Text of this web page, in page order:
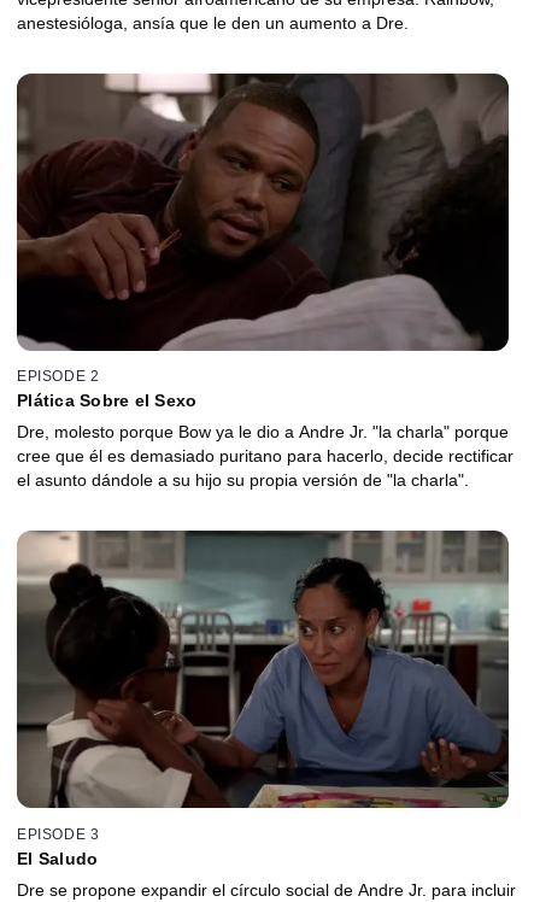
anestesióloga, ansía que le den un aumento a Dre.
EPISODE 2
Plática Sobre el Sexo
Dre, molesto porque Bow ya le dio a Andre Jr. "la charla" porque
cree que él es demasiado puritano para hacerlo, decide rectificar
el asunto dándole a su hijo su propia versión de "la charla".
EPISODE 3
El Saludo
Dre se propone expandir el círculo social de Andre Jr. para incluir